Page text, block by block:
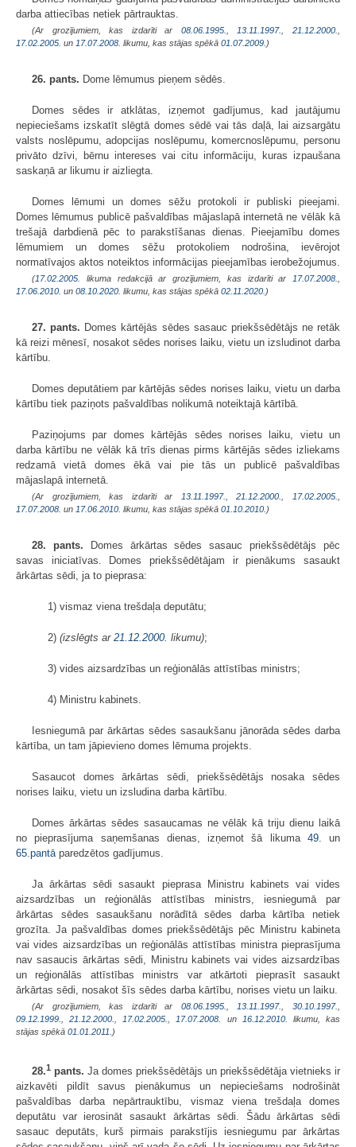
darba attiecības netiek pārtrauktas.
(Ar grozījumiem, kas izdarīti ar 08.06.1995. 13.11.1997. ,21.12.2000.
17.02.2005. un 17.07.2008 . likumu, kas stājas spēkā 01.07.2009. )
26. pants. Dome lēmumus pieņem sēdēs.
Domes sēdes ir atklātas, izņemot gadījumus, kad jautājumu
nepieciešams izskatīt slēgtā domes sēdē vai tās daļā, lai aizsargātu
valsts noslēpumu, adopcijas noslēpumu, komercnoslēpumu, personu
privāto dzīvi, bērnu intereses vai citu informāciju, kuras izpaušana
saskaņā ar likumu ir aizliegta.
Domes lēmumi un domes sēžu protokoli ir publiski pieejami.
Domes lēmumus publicē pašvaldības mājaslapā internetā ne vēlāk kā
trešajā darbdienā pēc to parakstīšanas dienas. Pieejamību domes
lēmumiem un domes sēžu protokoliem nodrošina, ievērojot
normatīvajos aktos noteiktos informācijas pieejamības ierobežojumus.
(17.02.2005 . likuma redakcijā ar grozījumiem, kas izdarīti ar 17.07.2008.
17.06.2010. un 08.10.2020 . likumu, kas stājas spēkā 02.11.2020. )
27. pants. Domes kārtējās sēdes sasauc priekšsēdētājs ne retāk
kā reizi mēnesī, nosakot sēdes norises laiku, vietu un izsludinot darba
kārtību.
Domes deputātiem par kārtējās sēdes norises laiku, vietu un darba
kārtību tiek paziņots pašvaldības nolikumā noteiktajā kārtībā.
Paziņojums par domes kārtējās sēdes norises laiku, vietu un
darba kārtību ne vēlāk kā trīs dienas pirms kārtējās sēdes izliekams
redzamā vietā domes ēkā vai pie tās un publicē pašvaldības
mājaslapā internetā.
(Ar grozījumiem, kas izdarīti ar 13.11.1997. ,21.12.2000. 17.02.2005.
17.07.2008. un 17.06.2010 . likumu, kas stājas spēkā 01.10.2010. )
28. pants. Domes ārkārtas sēdes sasauc priekšsēdētājs pēc
savas iniciatīvas. Domes priekšsēdētājam ir pienākums sasaukt
ārkārtas sēdi, ja to pieprasa:
1) vismaz viena trešdaļa deputātu;
2) (izslēgts ar 21.12.2000 . likumu);
3) vides aizsardzības un reģionālās attīstības ministrs;
4) Ministru kabinets.
Iesniegumā par ārkārtas sēdes sasaukšanu jānorāda sēdes darba
kārtība, un tam jāpievieno domes lēmuma projekts.
Sasaucot domes ārkārtas sēdi, priekšsēdētājs nosaka sēdes
norises laiku, vietu un izsludina darba kārtību.
Domes ārkārtas sēdes sasaucamas ne vēlāk kā triju dienu laikā
no pieprasījuma saņemšanas dienas, izņemot šā likuma 49. un
65.pantā paredzētos gadījumus.
Ja ārkārtas sēdi sasaukt pieprasa Ministru kabinets vai vides
aizsardzības un reģionālās attīstības ministrs, iesniegumā par
ārkārtas sēdes sasaukšanu norādītā sēdes darba kārtība netiek
grozīta. Ja pašvaldības domes priekšsēdētājs pēc Ministru kabineta
vai vides aizsardzības un reģionālās attīstības ministra pieprasījuma
nav sasaucis ārkārtas sēdi, Ministru kabinets vai vides aizsardzības
un reģionālās attīstības ministrs var atkārtoti pieprasīt sasaukt
ārkārtas sēdi, nosakot šīs sēdes darba kārtību, norises vietu un laiku.
(Ar grozījumiem, kas izdarīti ar 08.06.1995. 13.11.1997. ,30.10.1997.
09.12.1999.
,21.12.2000. 17.02.2005. 17.07.2008. un 16.12.2010. likumu, kas
stājas spēkā 01.01.2011. )
28.1 pants. Ja domes priekšsēdētājs un priekšsēdētāja vietnieks ir
aizkavēti pildīt savus pienākumus un nepieciešams nodrošināt
pašvaldības darba nepārtrauktību, vismaz viena trešdaļa domes
deputātu var ierosināt sasaukt ārkārtas sēdi. Šādu ārkārtas sēdi
sasauc deputāts, kurš pirmais parakstījis iesniegumu par ārkārtas